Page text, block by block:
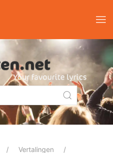
Vertalingen